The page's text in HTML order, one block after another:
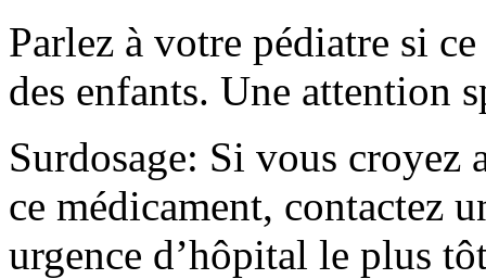
Parlez à votre pédiatre si
des enfants. Une attention
Surdosage: Si vous croyez
ce médicament, contactez
urgence d’hôpital le plus